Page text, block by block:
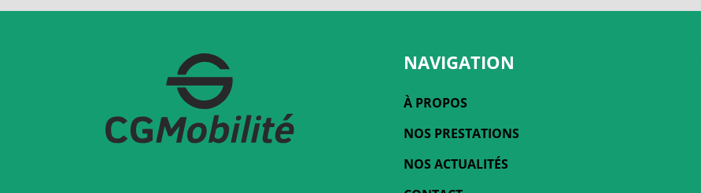
NAVIGATION
À PROPOS
NOS PRESTATIONS
NOS ACTUALITÉS